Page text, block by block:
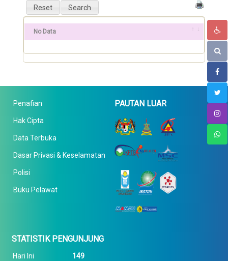
No Data
Penafian
Hak Cipta
Data Terbuka
Dasar Privasi & Keselamatan
Polisi
Buku Pelawat
PAUTAN LUAR
STATISTIK PENGUNJUNG
Hari Ini 149